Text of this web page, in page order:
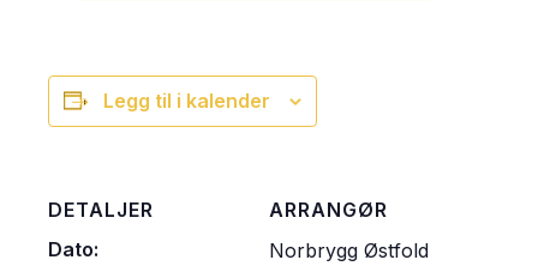
Legg til i kalender
DETALJER
Dato:
ARRANGØR
Norbrygg Østfold